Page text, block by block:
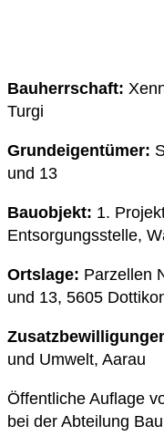
Bauherrschaft:
Turgi
Grundeigentümer:
und 13
Bauobjekt: 1.
Entsorgungsstelle,
Ortslage: Parzellen
und 13, 5605
und Umwelt, Aarau
Öffentliche Auflage
bei der Abteilung